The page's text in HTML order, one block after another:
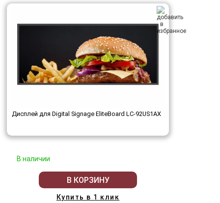
Дисплей для Digital Signage EliteBoard LC-92US1AX
В наличии
В КОРЗИНУ
Купить в 1 клик